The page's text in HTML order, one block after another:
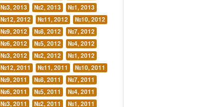
№3, 2013
№2, 2013
№1, 2013
№12, 2012
№11, 2012
№10, 2012
№9, 2012
№8, 2012
№7, 2012
№6, 2012
№5, 2012
№4, 2012
№3, 2012
№2, 2012
№1, 2012
№12, 2011
№11, 2011
№10, 2011
№9, 2011
№8, 2011
№7, 2011
№6, 2011
№5, 2011
№4, 2011
№3, 2011
№2, 2011 №1, 2011